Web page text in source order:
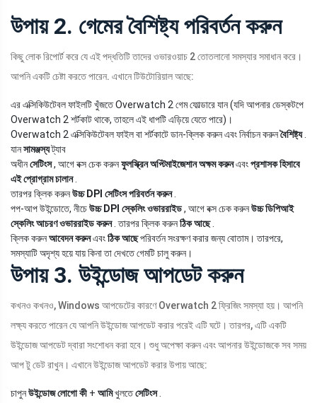
উপায় 2. গেমের বৈশিষ্ট্য পরিবর্তন করুন
কিছু লোক রিপোর্ট করে যে এই পদ্ধতিটি তাদের ওভারওয়াচ 2 তোতলানো সমস্যার সমাধান করে।
আপনি একটি চেষ্টা করতে পারেন. এখানে টিউটোরিয়াল আছে:
এর এক্সিকিউটেবল ফাইলটি খুঁজতে Overwatch 2 গেম ফোল্ডারে যান (যদি আপনার ডেস্কটপে
Overwatch 2 শর্টকাট থাকে, তাহলে এই ধাপটি এড়িয়ে যেতে পারে)।
Overwatch 2 এক্সিকিউটেবল ফাইল বা শর্টকাটে ডান-ক্লিক করুন এবং নির্বাচন করুনবৈশিষ্ট্য.
যানসামঞ্জস্যট্যাব
অধীনসেটিংস, আগে বক্স চেক করুনফুলস্ক্রিন অপ্টিমাইজেশান অক্ষম করুনএবংপ্রশাসক হিসাবে
এই প্রোগ্রাম চালান.
তারপর ক্লিক করুনউচ্চ DPI সেটিংস পরিবর্তন করুন.
পপ-আপ উইন্ডোতে, নীচেউচ্চ DPI স্কেলিং ওভাররাইড, আগে বক্স চেক করুনউচ্চ ডিপিআই
স্কেলিং আচরণ ওভাররাইড করুন. তারপর ক্লিক করুনঠিক আছে.
ক্লিক করুনআবেদন করুনএবংঠিক আছেপরিবর্তন সংরক্ষণ করার জন্য বোতাম। তারপরে,
সমস্যাটি অদৃশ্য হয়ে যায় কিনা তা দেখতে গেমটি চালু করুন।
উপায় 3. উইন্ডোজ আপডেট করুন
কখনও কখনও, Windows আপডেটের কারণে Overwatch 2 ফ্রিজিং সমস্যা হয়। আপনি
লক্ষ্য করতে পারেন যে আপনি উইন্ডোজ আপডেট করার পরেই এটি ঘটে। তারপর, এটি একটি
উইন্ডোজ আপডেট দ্বারা সংশোধন করা হবে। শুধু অপেক্ষা করুন এবং আপনার উইন্ডোজকে সব সময়
আপ টু ডেট রাখুন। এখানে উইন্ডোজ আপডেট করার উপায় আছে:
চাপুনউইন্ডোজ লোগো কী + আমিখুলতেসেটিংস.